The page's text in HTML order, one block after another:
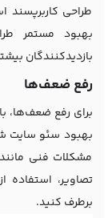
طراحی کاربرپسند
بهبود مستمر
بازدیدکنندگان
رفع ضعف‌ها
برای رفع ضعف‌ها،
بهبود سئو سایت
مشکلات فنی مانند
تصاویر
برطرف کنید.